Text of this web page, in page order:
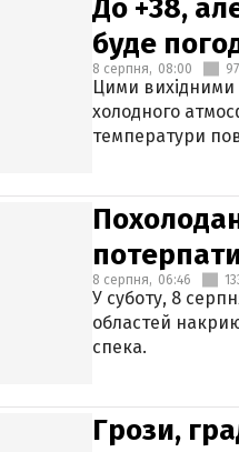
До +38,
буде
8 серпня, 08:00
Цими вихідними
холодного
температури
8 серпня, 06:46
У суботу, 8
областей
спека.
Грози,